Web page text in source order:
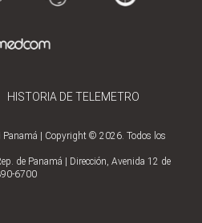
HISTORIA DE TELEMETRO
Panamá | Copyright © 2026. Todos los
de Panamá | Dirección, Avenida 12 de
6700